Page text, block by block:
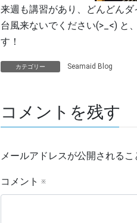
来週も講習があり、どんどんダ
台風来ないでください(>_<) と
す！
カテゴリー Seamaid Blog
コメントを残す
メールアドレスが公開されるこ
コメント ※